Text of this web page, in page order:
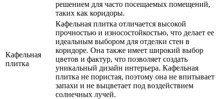
решением для часто посещаемых помещений,
таких как коридоры.
Кафельная
плитка
Кафельная плитка отличается высокой
прочностью и износостойкостью, что делает ее
идеальным выбором для отделки стен в
коридоре. Она также имеет широкий выбор
цветов и фактур, что позволяет создать
уникальный дизайн интерьера. Кафельная
плитка не пористая, поэтому она не впитывает
запахи и не выцветает под воздействием
солнечных лучей.